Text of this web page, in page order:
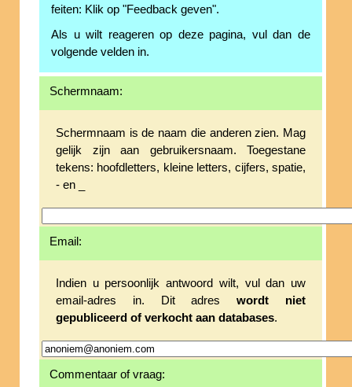
feiten: Klik op "Feedback geven".
Als u wilt reageren op deze pagina, vul dan de
volgende velden in.
Schermnaam:
Schermnaam is de naam die anderen zien. Mag
gelijk zijn aan gebruikersnaam. Toegestane
tekens: hoofdletters, kleine letters, cijfers, spatie,
- en _
Email:
Indien u persoonlijk antwoord wilt, vul dan uw
email-adres in. Dit adreswordt niet
gepubliceerd of verkocht aan databases.
Commentaar of vraag: